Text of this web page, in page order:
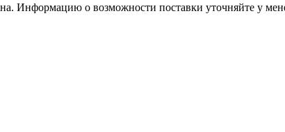
Информацию о возможности поставки уточняйте у